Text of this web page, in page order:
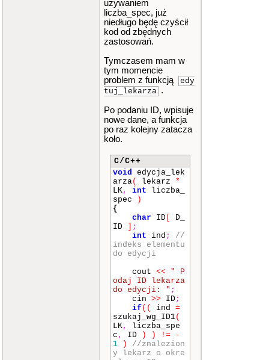
ak;
ase 3: menu_edy
cja();
case
4:
menu_szuk(LK
liczba_spec) ;
bre
ak;
lista_calosc(L
K,liczba_spec
);
}
}
while( op
cja_menu!=
0
);
}
void menu_szuk (
lekarz LK[] ,
co
nst
int liczba_
spec)
int opcja_m
enu;
do
{
menu_gl
);
cin>>
opcja_menu;
switch
opcja_menu)
używaniem
liczba_spec, już
niedługo będę czyścił
kod od zbędnych
zastosowań.
Tymczasem mam w
tym momencie
problem z funkcją
edy
tuj_lekarza .
Po podaniu ID, wpisuje
nowe dane, a funkcja
po raz kolejny zatacza
koło.
C/C++
void
edycja_lek
arza( lekarz *
LK, int liczba_
spec
)
{
char ID [
D_
ID ] ;
int ind ;
//
indeks elementu
do edycji
cout <<
" P
odaj ID lekarza
do edycji: " ;
cin >> ID;
if( ( ind =
szukaj_wg_ID1(
LK,
liczba_spe
c , ID ) ) !=
-
1
)
//znalezion
y lekarz o okre